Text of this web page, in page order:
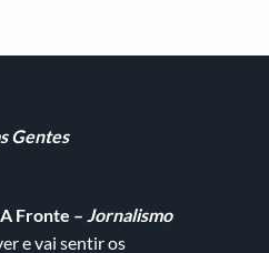
Gentes
A Fronte – Jornalismo
e vai sentir os